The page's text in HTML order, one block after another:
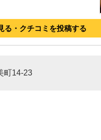
る・クチコミを投稿する
町14-23